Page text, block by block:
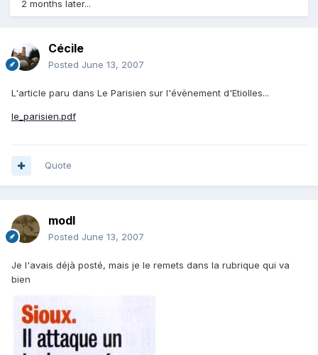
2 months later...
Cécile
Posted June 13, 2007
L'article paru dans Le Parisien sur l'évènement d'Etiolles...
le_parisien.pdf
Quote
modl
Posted June 13, 2007
Je l'avais déjà posté, mais je le remets dans la rubrique qui va
bien